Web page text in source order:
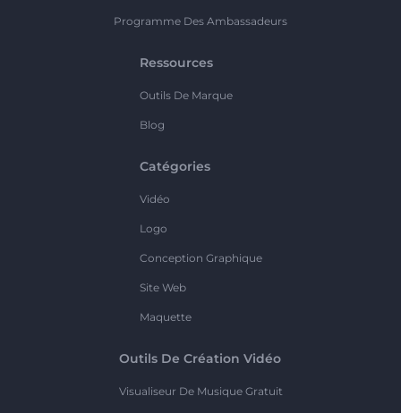
Programme Des Ambassadeurs
Ressources
Outils De Marque
Blog
Catégories
Vidéo
Logo
Conception Graphique
Site Web
Maquette
Outils De Création Vidéo
Visualiseur De Musique Gratuit